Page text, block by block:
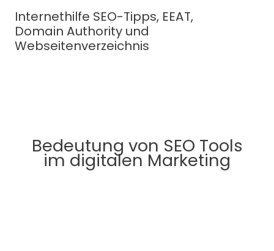
Inhalt
springen
Internethilfe SEO-Tipps, EEAT,
Domain Authority und
Webseitenverzeichnis
Bedeutung von SEO Tools
im digitalen Marketing